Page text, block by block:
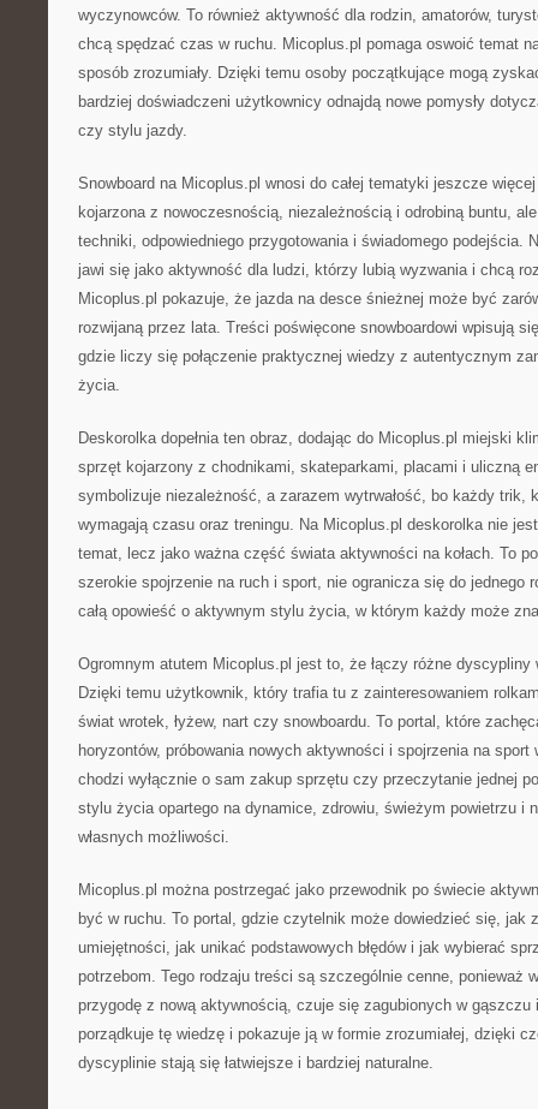
wyczynowców. To również aktywność dla rodzin, amatorów,
chcą spędzać czas w ruchu. Micoplus.pl pomaga oswoić temat
sposób zrozumiały. Dzięki temu osoby początkujące mogą
bardziej doświadczeni użytkownicy odnajdą nowe pomysły
czy stylu jazdy.
Snowboard na Micoplus.pl wnosi do całej tematyki jeszcze
kojarzona z nowoczesnością, niezależnością i odrobiną buntu,
techniki, odpowiedniego przygotowania i świadomego podejścia.
jawi się jako aktywność dla ludzi, którzy lubią wyzwania i chcą
Micoplus.pl pokazuje, że jazda na desce śnieżnej może być
rozwijaną przez lata. Treści poświęcone snowboardowi wpisują
gdzie liczy się połączenie praktycznej wiedzy z autentycznym
życia.
Deskorolka dopełnia ten obraz, dodając do Micoplus.pl miejski
sprzęt kojarzony z chodnikami, skateparkami, placami i uliczną
symbolizuje niezależność, a zarazem wytrwałość, bo każdy trik,
wymagają czasu oraz treningu. Na Micoplus.pl deskorolka nie
temat, lecz jako ważna część świata aktywności na kołach. To
szerokie spojrzenie na ruch i sport, nie ogranicza się do jednego
całą opowieść o aktywnym stylu życia, w którym każdy może
Ogromnym atutem Micoplus.pl jest to, że łączy różne dyscypliny
Dzięki temu użytkownik, który trafia tu z zainteresowaniem
świat wrotek, łyżew, nart czy snowboardu. To portal, które
horyzontów, próbowania nowych aktywności i spojrzenia na
chodzi wyłącznie o sam zakup sprzętu czy przeczytanie jednej
stylu życia opartego na dynamice, zdrowiu, świeżym powietrzu i
własnych możliwości.
Micoplus.pl można postrzegać jako przewodnik po świecie
być w ruchu. To portal, gdzie czytelnik może dowiedzieć się, jak
umiejętności, jak unikać podstawowych błędów i jak wybierać
potrzebom. Tego rodzaju treści są szczególnie cenne, ponieważ
przygodę z nową aktywnością, czuje się zagubionych w gąszczu
porządkuje tę wiedzę i pokazuje ją w formie zrozumiałej, dzięki
dyscyplinie stają się łatwiejsze i bardziej naturalne.